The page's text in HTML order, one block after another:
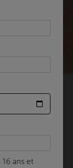
:
ans et
ans et